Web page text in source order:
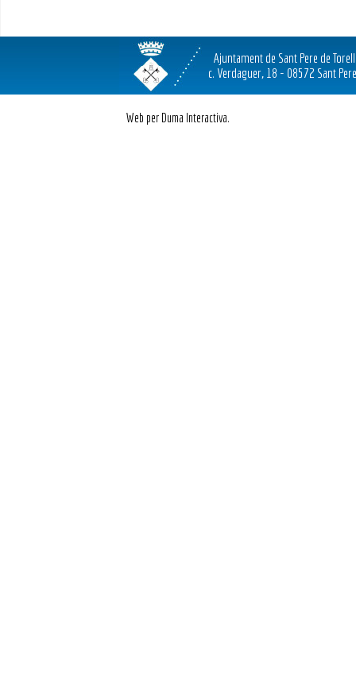
Ajuntament de Sant Pere de
c. Verdaguer, 18 - 08572 Sant
Web per Duma Interactiva.